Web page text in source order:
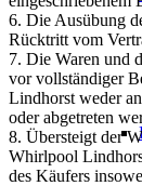
6. Die Ausübung
Rücktritt vom
7. Die Waren und
vor vollständiger
Lindhorst weder
oder abgetreten
8. Übersteigt der
Whirlpool
des Käufers